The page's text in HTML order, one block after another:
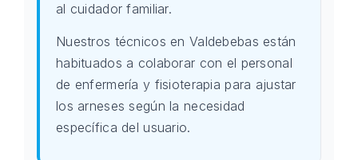
al cuidador familiar.
Nuestros técnicos en Valdebebas están
habituados a colaborar con el personal
de enfermería y fisioterapia para ajustar
los arneses según la necesidad
específica del usuario.